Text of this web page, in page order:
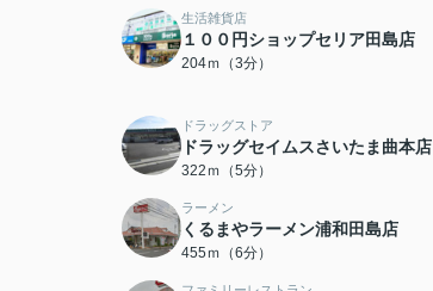
生活雑貨店
１００円ショップセリア田島店
204ｍ（3分）
ドラッグストア
ドラッグセイムスさいたま曲本店
322ｍ（5分）
ラーメン
くるまやラーメン浦和田島店
455ｍ（6分）